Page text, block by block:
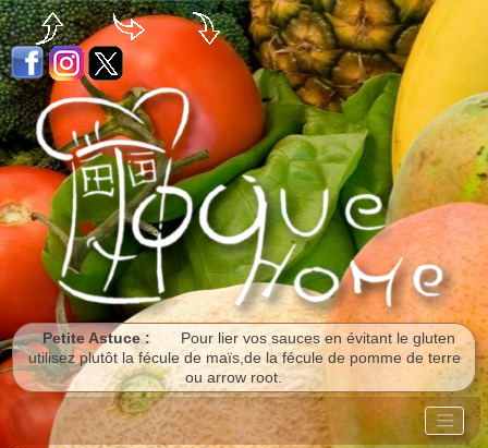
Petite Astuce :
Pour lier vos sauces en évitant le gluten
utilisez plutôt la fécule de maïs,de la fécule de pomme de terre
ou arrow root.
Panneau de gestion des cookies